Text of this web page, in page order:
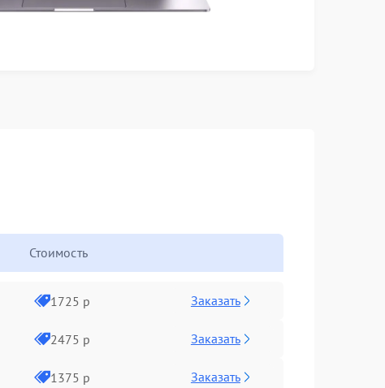
Стоимость
1725 р Заказать
2475 р Заказать
1375 р Заказать